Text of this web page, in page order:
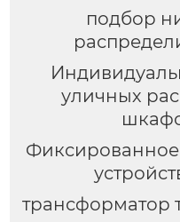
подбор
уличных
трансформатор